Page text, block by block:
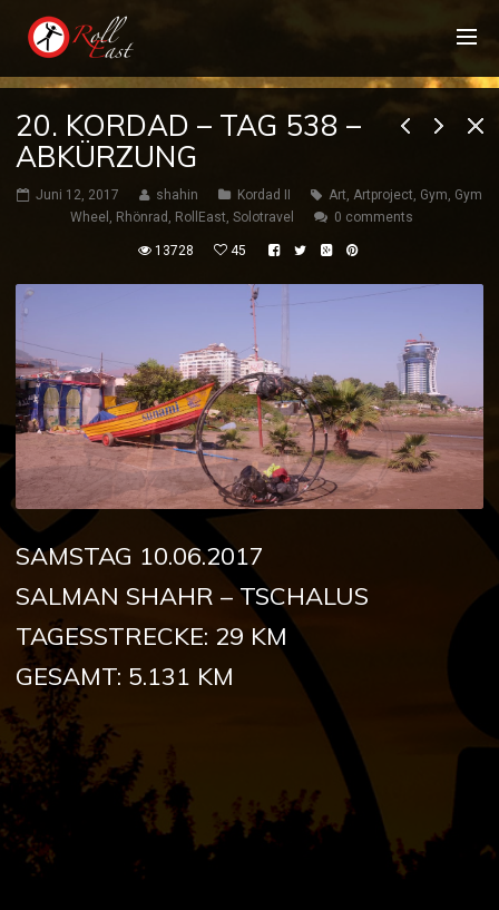
20. KORDAD – TAG 538 –
ABKÜRZUNG
Juni 12, 2017 shahin Kordad II Art, Artproject, Gym, Gym
Wheel , Rhönrad , RollEast, Solotravel 0 comments
13728 45
SAMSTAG 10.06.2017
SALMAN SHAHR – TSCHALUS
TAGESSTRECKE: 29 KM
GESAMT: 5.131 KM